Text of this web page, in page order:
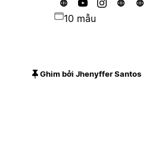
10 mẫu
Ghim bởi Jhenyffer Santos